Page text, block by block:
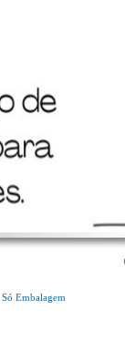
Só Embalagem